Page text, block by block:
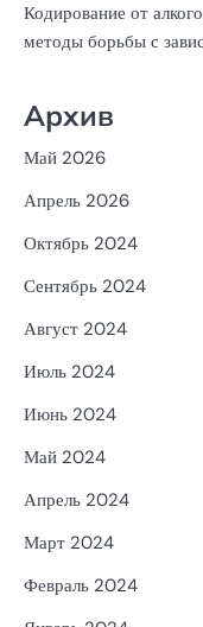
Кодирование от
методы борьбы с
Архив
Май 2026
Апрель 2026
Октябрь 2024
Сентябрь 2024
Август 2024
Июль 2024
Июнь 2024
Май 2024
Апрель 2024
Март 2024
Февраль 2024